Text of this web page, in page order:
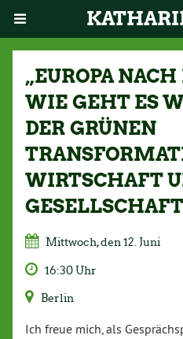
„EUROPA
WIE GEHT ES
DER GRÜNEN
WIRTSCHAFT
Mittwoch, den 12. Juni
16:30 Uhr
Berlin
Ich freue mich, als